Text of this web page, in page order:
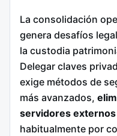
La consolidación
genera desafíos
la custodia
Delegar claves
exige métodos de
más avanzados,
servidores externos
habitualmente por